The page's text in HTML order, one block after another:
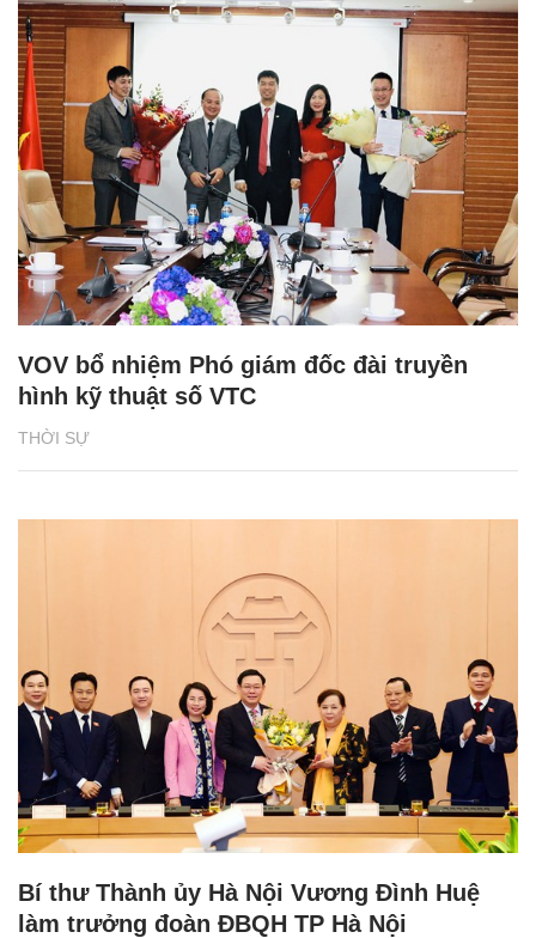
THỜI SỰ
VOV bổ nhiệm Phó giám đốc đài truyền
hình kỹ thuật số VTC
Bí thư Thành ủy Hà Nội Vương Đình Huệ
làm trưởng đoàn ĐBQH TP Hà Nội